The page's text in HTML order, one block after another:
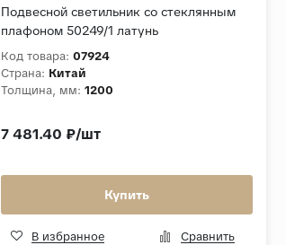
Подвесной светильник со стеклянным
плафоном 50249/1 латунь
Код товара: 07924
Страна: Китай
Толщина, мм: 1200
7 481.40 ₽/шт
Купить
В избранное Сравнить